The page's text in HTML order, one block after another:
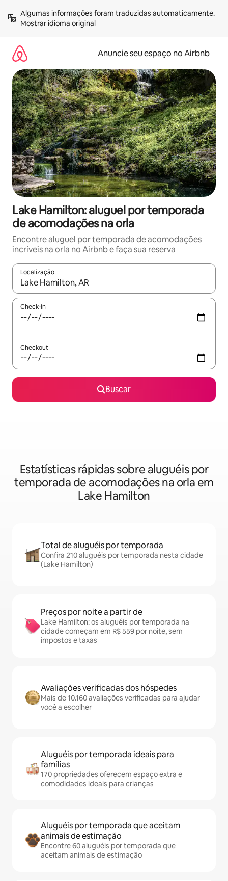
para
Mostrar idioma original
Anuncie seu espaço no Airbnb
Lake Hamilton: aluguel por temporada
de acomodações na orla
Encontre aluguel por temporada de acomodações
incríveis na orla no Airbnb e faça sua reserva
Localização
Quando os resultados estiverem disponíveis, explore-os
Check-in
Checkout
Buscar
Estatísticas rápidas sobre aluguéis por
temporada de acomodações na orla em
Lake Hamilton
Total de aluguéis por temporada
Confira 210 aluguéis por temporada nesta cidade
(Lake Hamilton)
Preços por noite a partir de
Lake Hamilton: os aluguéis por temporada na
cidade começam em R$ 559 por noite, sem
impostos e taxas
Avaliações verificadas dos hóspedes
Mais de 10.160 avaliações verificadas para ajudar
você a escolher
Aluguéis por temporada ideais para
famílias
170 propriedades oferecem espaço extra e
comodidades ideais para crianças
Aluguéis por temporada que aceitam
animais de estimação
Encontre 60 aluguéis por temporada que
aceitam animais de estimação